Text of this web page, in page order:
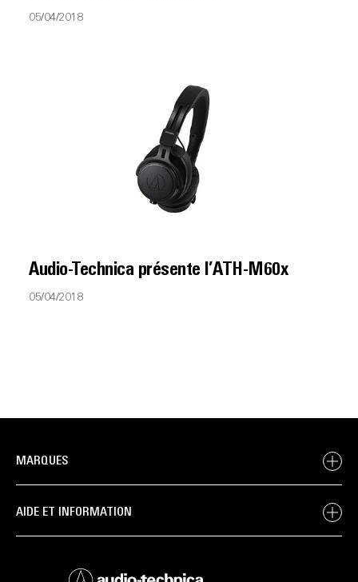
05/04/2018
Audio-Technica présente l’ATH-M60x
05/04/2018
MARQUES
AIDE ET INFORMATION